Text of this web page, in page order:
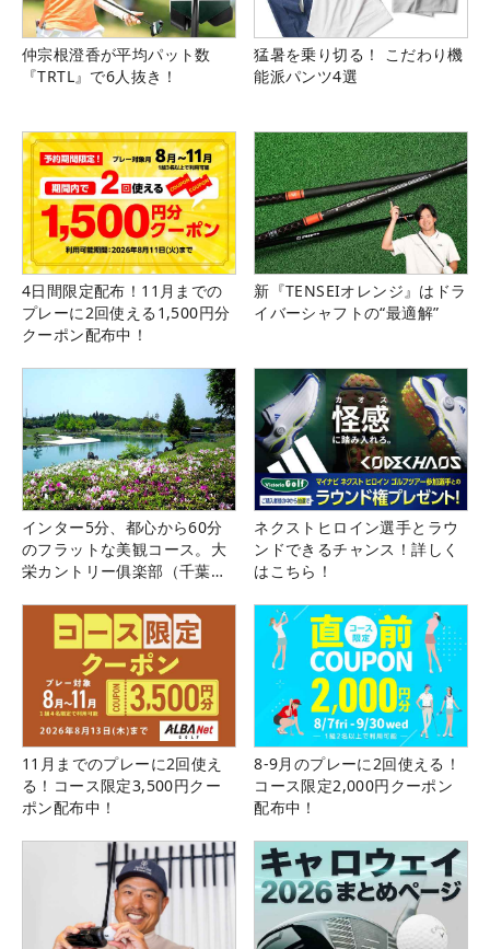
仲宗根澄香が平均パット数
『TRTL』で6人抜き！
猛暑を乗り切る！ こだわり機
能派パンツ4選
4日間限定配布！11月までの
プレーに2回使える1,500円分
クーポン配布中！
新『TENSEIオレンジ』はドラ
イバーシャフトの“最適解”
インター5分、都心から60分
のフラットな美観コース。大
栄カントリー俱楽部（千葉
ネクストヒロイン選手とラウ
ンドできるチャンス！詳しく
はこちら！
11月までのプレーに2回使え
る！コース限定3,500円クー
ポン配布中！
8-9月のプレーに2回使える！
コース限定2,000円クーポン
配布中！